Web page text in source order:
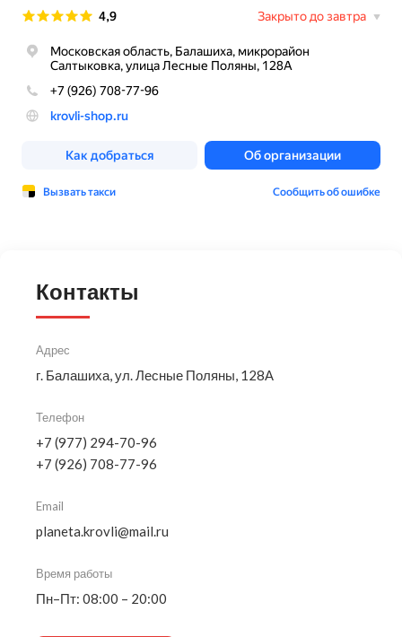
Контакты
Адрес
г. Балашиха, ул. Лесные Поляны, 128А
Телефон
+7 (977) 294-70-96
+7 (926) 708-77-96
Email
planeta.krovli@mail.ru
Время работы
Пн–Пт: 08:00 – 20:00